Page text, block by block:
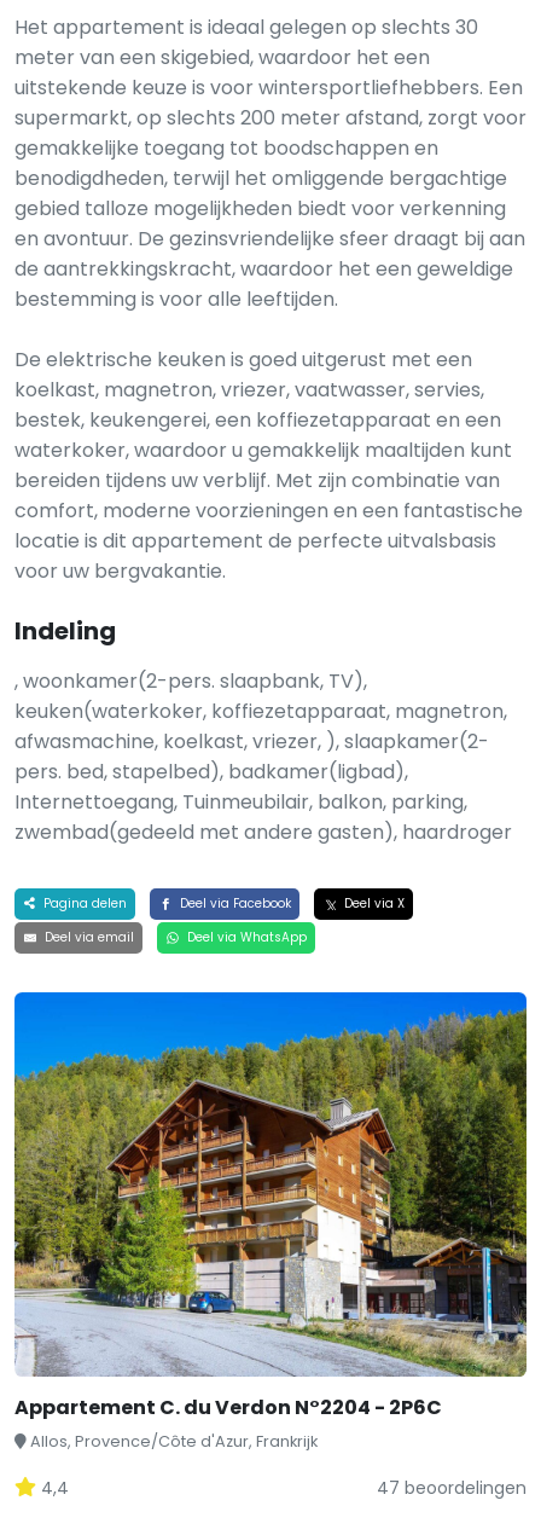
Het appartement is ideaal gelegen op slechts 30
meter van een skigebied, waardoor het een
uitstekende keuze is voor wintersportliefhebbers. Een
supermarkt, op slechts 200 meter afstand, zorgt voor
gemakkelijke toegang tot boodschappen en
benodigdheden, terwijl het omliggende bergachtige
gebied talloze mogelijkheden biedt voor verkenning
en avontuur. De gezinsvriendelijke sfeer draagt bij aan
de aantrekkingskracht, waardoor het een geweldige
bestemming is voor alle leeftijden.
De elektrische keuken is goed uitgerust met een
koelkast, magnetron, vriezer, vaatwasser, servies,
bestek, keukengerei, een koffiezetapparaat en een
waterkoker, waardoor u gemakkelijk maaltijden kunt
bereiden tijdens uw verblijf. Met zijn combinatie van
comfort, moderne voorzieningen en een fantastische
locatie is dit appartement de perfecte uitvalsbasis
voor uw bergvakantie.
Indeling
, woonkamer(2-pers. slaapbank, TV),
keuken(waterkoker, koffiezetapparaat, magnetron,
afwasmachine, koelkast, vriezer, ), slaapkamer(2-
pers. bed, stapelbed), badkamer(ligbad),
Internettoegang, Tuinmeubilair, balkon, parking,
zwembad(gedeeld met andere gasten), haardroger
Pagina delen Deel via Facebook
Deel via X
Deel via email
Deel via WhatsApp
Appartement C. du Verdon N°2204 - 2P6C
Allos, Provence/Côte d'Azur, Frankrijk
4,4 47 beoordelingen